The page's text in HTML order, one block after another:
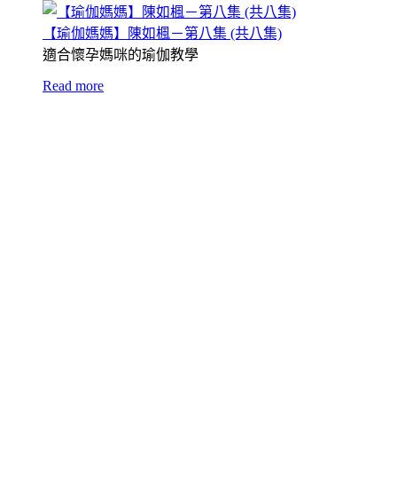
【瑜伽媽媽】陳如楓－第八集 (共八集)
適合懷孕媽咪的瑜伽教學
Read more